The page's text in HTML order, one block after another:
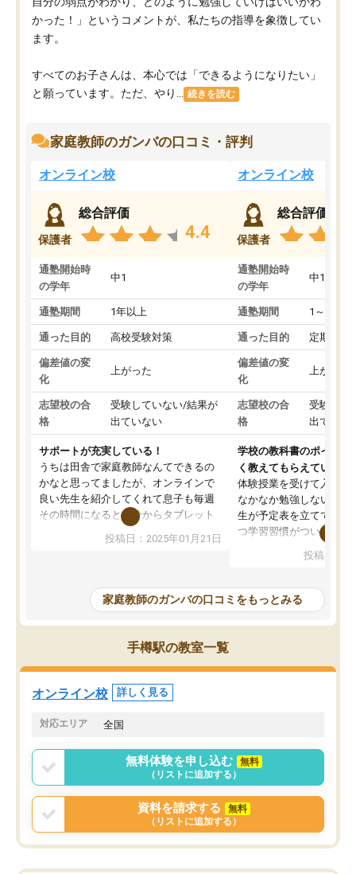
かった！」というコメントが、私たちの指導を象徴してい
ます。
すべてのお子さんは、本心では「できるようになりたい」
と願っています。ただ、やり...
続きを読む
家庭教師のガンバの口コミ・評判
オンライン校
保護者
総合評価
4.4
通塾開始時
の学年
中1
通塾期間 1年以上
通った目的 高校受験対策
偏差値の変
化
上がった
志望校の合
格
受験していない/結果が
出ていない
サポートが充実している！
うちは田舎で家庭教師なんてできるの
かなと思ってましたが、オンラインで
良い先生を紹介してくれて息子も毎週
その時間になると自分からタブレット
を開いてzoomを繋げるようになりまし
た！5科目なんでもOKなのもとても気
めて1年ほどだった今では平均点以上の
科目が増えてきました！あと1年受験ま
であるので無料の週末教室を使用しな
がら頑張って欲しいと思います！
投稿日：2025年01月21日
オンライン校
保護者
総合評価
通塾開始時
の学年
中1
通塾期間 1～3ヵ月
通った目的 定期テス
偏差値の変
化
上がった
志望校の合
格
受験して
出ていな
学校の教科書のポイント
く教えてもらえている
体験授業を受けて入塾し
なかなか勉強しない息子
生が予定表を立ててくれ
つ学習習慣がついてきま
指導が無い日も予定表
問できるのでとても助か
投稿日：
家庭教師のガンバの口コミをもっとみる
手樽駅の教室一覧
オンライン校 詳しく見る
対応エリア 全国
無料体験を申し込む
無料
（リストに追加する）
資料を請求する
無料
（リストに追加する）